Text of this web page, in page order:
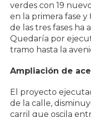
verdes con 19
en la primera fase y
de las tres fases ha
Quedaría por
tramo hasta la
Ampliación de
El proyecto
de la calle,
carril que oscila